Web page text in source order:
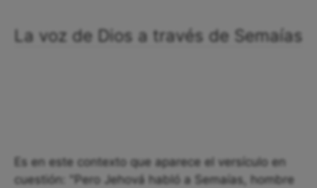
La voz de Dios a través de Semaías
Es en este contexto que aparece el versículo en
cuestión: "Pero Jehová habló a Semaías, hombre